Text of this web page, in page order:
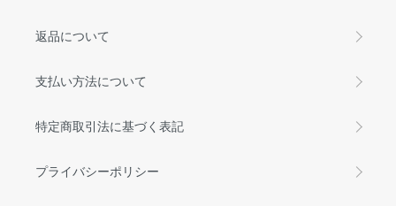
返品について
支払い方法について
特定商取引法に基づく表記
プライバシーポリシー